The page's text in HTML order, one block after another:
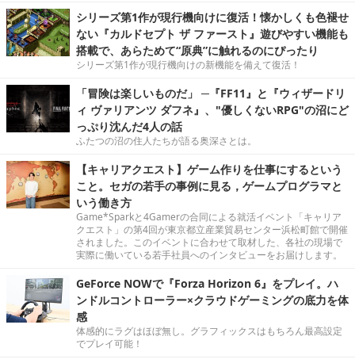
シリーズ第1作が現行機向けに復活！懐かしくも色褪せ
ない『カルドセプト ザ ファースト』遊びやすい機能も
搭載で、あらためて“原典”に触れるのにぴったり
シリーズ第1作が現行機向けの新機能を備えて復活！
「冒険は楽しいものだ」 ─『FF11』と『ウィザードリ
ィ ヴァリアンツ ダフネ』、"優しくないRPG"の沼にど
っぷり沈んだ4人の話
ふたつの沼の住人たちが語る奥深さとは。
【キャリアクエスト】ゲーム作りを仕事にするという
こと。セガの若手の事例に見る，ゲームプログラマと
いう働き方
Game*Sparkと4Gamerの合同による就活イベント「キャリア
クエスト」の第4回が東京都立産業貿易センター浜松町館で開催
されました。このイベントに合わせて取材した、各社の現場で
実際に働いている若手社員へのインタビューをお届けします。
GeForce NOWで『Forza Horizon 6』をプレイ。ハ
ンドルコントローラー×クラウドゲーミングの底力を体
感
体感的にラグはほぼ無し。グラフィックスはもちろん最高設定
でプレイ可能！